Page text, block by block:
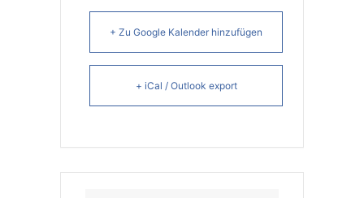
+ Zu Google Kalender hinzufügen
+ iCal / Outlook export